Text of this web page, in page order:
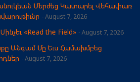
Մերժեց Կատարել Վեհափառ
August 7, 2026
«Read the Field» August 7, 2026
Անգամ Մը Եւս Համախմբեց
August 7, 2026